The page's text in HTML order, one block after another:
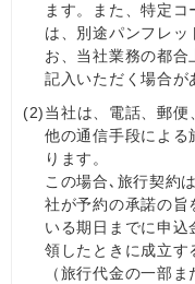
ます。また、特定
は、別途パンフレ
お、当社業務の都
記入いただく場合が
(2)当社は、電話、郵
他の通信手段による
ります。
この場合､旅行契約
社が予約の承諾の旨
いる期日までに申
領したときに成立す
（旅行代金の一部